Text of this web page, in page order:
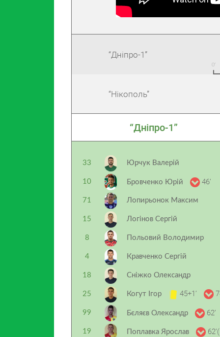
“Дніпро-1”
“Нікополь”
“Дніпро-1”
33 Юрчук Валерій
10 Бровченко Юрій 46’
71 Лопирьонок Максим
15 Логінов Сергій
8 Польовий Володимир
4 Кравченко Сергій
18 Сніжко Олександр
25 Когут Ігор 45+1’
99 Бєляєв Олександр 62’
19 Поплавка Ярослав